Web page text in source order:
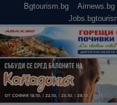
Bgtourism.bg Airnews.bg